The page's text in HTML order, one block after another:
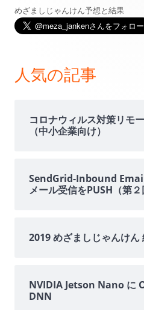
メ
ン
めざましじゃんけん予想と結果
人気の記事
コロナウィルス対策リモ
（中小企業向け）
SendGrid-Inbound
メール受信をPUSH（第２
2019 めざましじゃんけん
NVIDIA Jetson Nano に
DNN